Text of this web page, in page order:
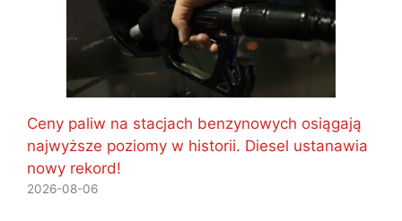
Ceny paliw na stacjach benzynowych osiągają
najwyższe poziomy w historii. Diesel ustanawia
nowy rekord!
2026-08-06